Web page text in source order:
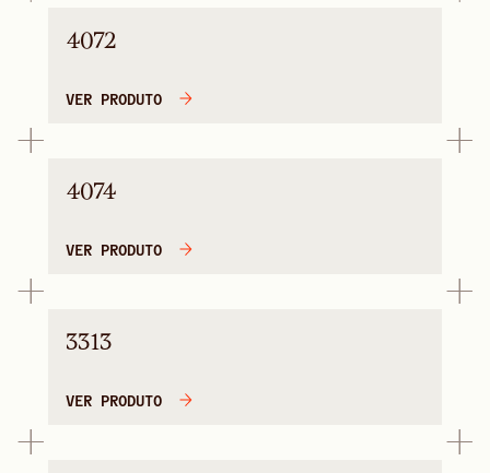
4072
VER PRODUTO
4074
VER PRODUTO
3313
VER PRODUTO